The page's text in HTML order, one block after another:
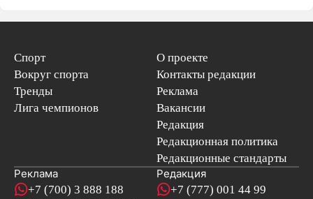
Спорт
Вокруг спорта
Тренды
Лига чемпионов
О проекте
Контакты редакции
Реклама
Вакансии
Редакция
Редакционная политика
Редакционные стандарты
Реклама
+7 (700) 3 888 188
Редакция
+7 (777) 001 44 99